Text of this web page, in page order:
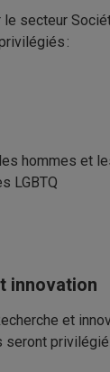
secteur
:
hommes et
LGBTQ
innovation
et